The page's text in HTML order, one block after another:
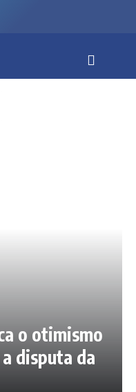
o otimismo
disputa da